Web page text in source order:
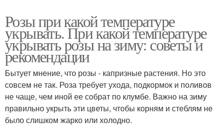
Розы при какой температуре
укрывать. При какой температуре
укрывать розы на зиму: советы и
рекомендации
Бытует мнение, что розы - капризные растения. Но это
совсем не так. Роза требует ухода, подкормок и поливов
не чаще, чем иной ее собрат по клумбе. Важно на зиму
правильно укрыть эти цветы, чтобы корням и стеблям не
было слишком жарко или холодно.